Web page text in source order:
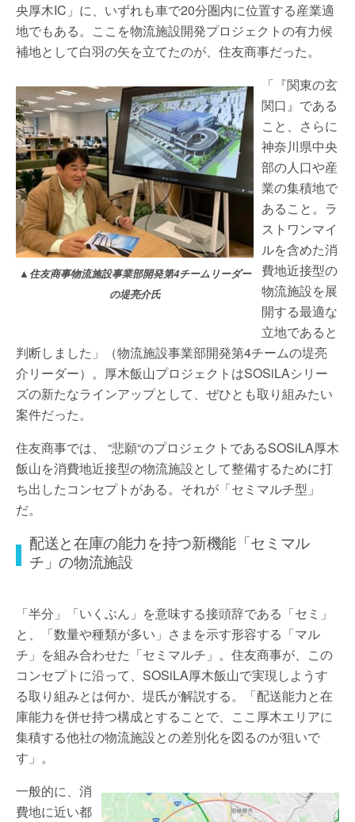
央厚木IC」に、いずれも車で20分圏内に位置する産業適
地でもある。ここを物流施設開発プロジェクトの有力候
補地として白羽の矢を立てたのが、住友商事だった。
▲住友商事物流施設事業部開発第4チームリーダー
の堤亮介氏
「『関東の玄
関口』である
こと、さらに
神奈川県中央
部の人口や産
業の集積地で
あること。ラ
ストワンマイ
ルを含めた消
費地近接型の
物流施設を展
開する最適な
立地であると
判断しました」（物流施設事業部開発第4チームの堤亮
介リーダー）。厚木飯山プロジェクトはSOSiLAシリー
ズの新たなラインアップとして、ぜひとも取り組みたい
案件だった。
住友商事では、 “悲願“のプロジェクトであるSOSiLA厚木
飯山を消費地近接型の物流施設として整備するために打
ち出したコンセプトがある。それが「セミマルチ型」
だ。
配送と在庫の能力を持つ新機能「セミマル
チ」の物流施設
「半分」「いくぶん」を意味する接頭辞である「セミ」
と、「数量や種類が多い」さまを示す形容する「マル
チ」を組み合わせた「セミマルチ」。住友商事が、この
コンセプトに沿って、SOSiLA厚木飯山で実現しようす
る取り組みとは何か、堤氏が解説する。「配送能力と在
庫能力を併せ持つ構成とすることで、ここ厚木エリアに
集積する他社の物流施設との差別化を図るのが狙いで
す」。
一般的に、消
費地に近い都